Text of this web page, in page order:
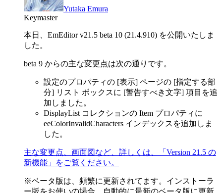
Yutaka Emura
Keymaster
本日、EmEditor v21.5 beta 10 (21.4.910) を公開いたしま
した。
beta 9 からの主な変更点は次の通りです。
設定のプロパティの [表示] ページの [指定する部
分] リスト ボックスに [警告すべき文字] 項目を追
加しました。
DisplayList コレクションの Item プロパティに
eeColorInvalidCharacters インデックスを追加しま
した。
主な変更点、画面図など、詳しくは、「Version 21.5 の
新機能」をご覧ください。
※ベータ版は、頻繁に更新されてます。インストーラ